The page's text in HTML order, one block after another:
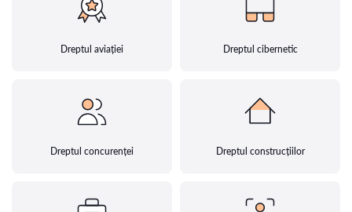
Dreptul aviației Dreptul cibernetic
Dreptul concurenței Dreptul construcțiilor